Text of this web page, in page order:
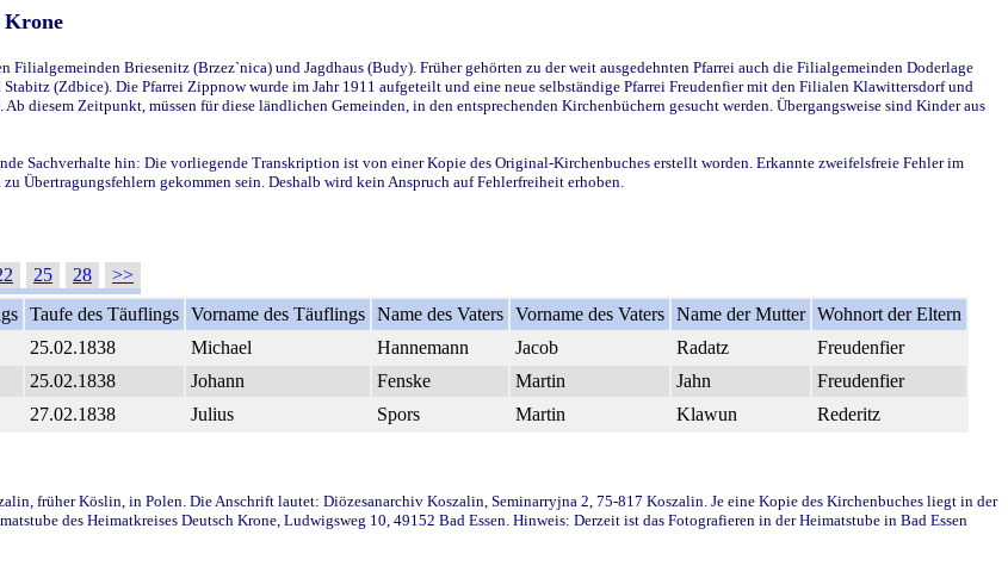
Krone
Briesenitz (Brzez`nica) und Jagdhaus (Budy). Früher gehörten zu der weit ausgedehnten Pfarrei auch die Filialgemeinden Doderlage
(Zdbice). Die Pfarrei Zippnow wurde im Jahr 1911 aufgeteilt und eine neue selbständige Pfarrei Freudenfier mit den Filialen Klawittersdorf und
diesem Zeitpunkt, müssen für diese ländlichen Gemeinden, in den entsprechenden Kirchenbüchern gesucht werden. Übergangsweise sind Kinder aus
Sachverhalte hin: Die vorliegende Transkription ist von einer Kopie des Original-Kirchenbuches erstellt worden. Erkannte zweifelsfreie Fehler im
Übertragungsfehlern gekommen sein. Deshalb wird kein Anspruch auf Fehlerfreiheit erhoben.
25 28
>>
Taufe des Täuflings Vorname des Täuflings Name des Vaters Vorname des Vaters Name der Mutter Wohnort der Eltern
25.02.1838 Michael Hannemann Jacob Radatz
Freudenfier
25.02.1838 Johann Fenske Martin Jahn
Freudenfier
27.02.1838 Julius Spors Martin Klawun Rederitz
früher Köslin, in Polen. Die Anschrift lautet: Diözesanarchiv Koszalin, Seminarryjna 2, 75-817 Koszalin. Je eine Kopie des Kirchenbuches liegt in der
des Heimatkreises Deutsch Krone, Ludwigsweg 10, 49152 Bad Essen. Hinweis: Derzeit ist das Fotografieren in der Heimatstube in Bad Essen